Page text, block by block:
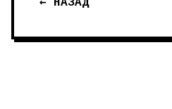
← НАЗАД